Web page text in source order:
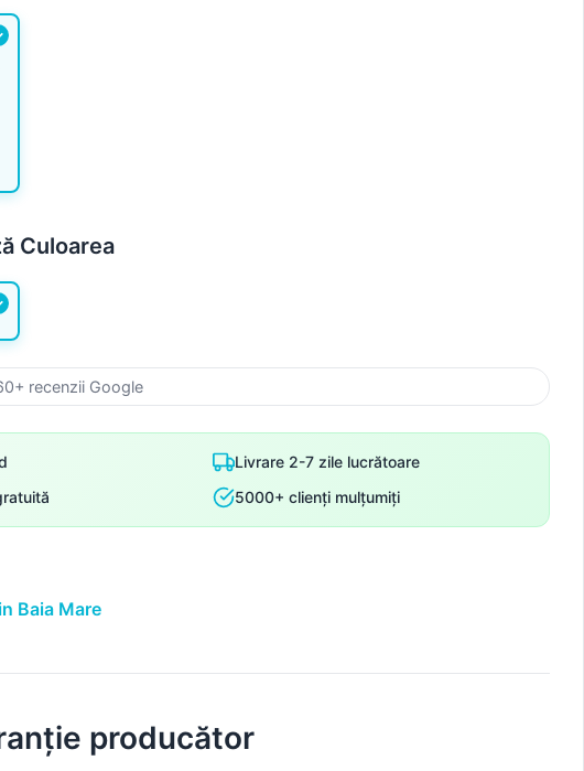
Culoarea
recenzii Google
Livrare 2-7 zile lucrătoare
5000+ clienți mulțumiți
Baia Mare
producător